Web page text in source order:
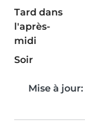
Tard dans
l'après-
midi
Soir
Mise à jour: